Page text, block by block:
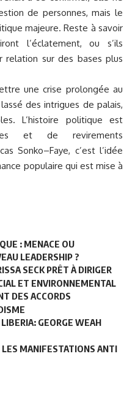
de personnes, mais le
majeure. Reste à savoir
l’éclatement, ou s’ils
relation sur des bases plus
une crise prolongée au
des intrigues de palais,
L’histoire politique est
et de revirements
Sonko–Faye, c’est l’idée
populaire qui est mise à
: MENACE OU
LEADERSHIP ?
SECK PRÊT À DIRIGER
ET ENVIRONNEMENTAL
DES ACCORDS
GEORGE WEAH
MANIFESTATIONS ANTI